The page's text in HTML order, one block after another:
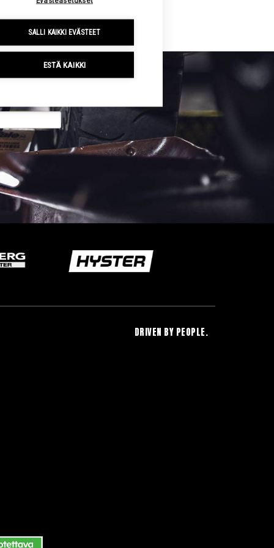
DRIVEN BY PEOPLE.
SALLI KAIKKI EVÄSTEET
ESTÄ KAIKKI